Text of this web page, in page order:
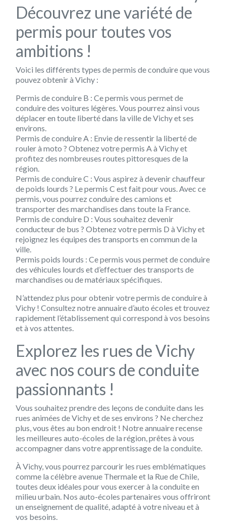
Découvrez une variété de
permis pour toutes vos
ambitions !
Voici les différents types de permis de conduire que vous
pouvez obtenir à Vichy :
Permis de conduire B : Ce permis vous permet de
conduire des voitures légères. Vous pourrez ainsi vous
déplacer en toute liberté dans la ville de Vichy et ses
environs.
Permis de conduire A : Envie de ressentir la liberté de
rouler à moto ? Obtenez votre permis A à Vichy et
profitez des nombreuses routes pittoresques de la
région.
Permis de conduire C : Vous aspirez à devenir chauffeur
de poids lourds ? Le permis C est fait pour vous. Avec ce
permis, vous pourrez conduire des camions et
transporter des marchandises dans toute la France.
Permis de conduire D : Vous souhaitez devenir
conducteur de bus ? Obtenez votre permis D à Vichy et
rejoignez les équipes des transports en commun de la
ville.
Permis poids lourds : Ce permis vous permet de conduire
des véhicules lourds et d’effectuer des transports de
marchandises ou de matériaux spécifiques.
N’attendez plus pour obtenir votre permis de conduire à
Vichy ! Consultez notre annuaire d’auto écoles et trouvez
rapidement l’établissement qui correspond à vos besoins
et à vos attentes.
Explorez les rues de Vichy
avec nos cours de conduite
passionnants !
Vous souhaitez prendre des leçons de conduite dans les
rues animées de Vichy et de ses environs ? Ne cherchez
plus, vous êtes au bon endroit ! Notre annuaire recense
les meilleures auto-écoles de la région, prêtes à vous
accompagner dans votre apprentissage de la conduite.
À Vichy, vous pourrez parcourir les rues emblématiques
comme la célèbre avenue Thermale et la Rue de Chile,
toutes deux idéales pour vous exercer à la conduite en
milieu urbain. Nos auto-écoles partenaires vous offriront
un enseignement de qualité, adapté à votre niveau et à
vos besoins.